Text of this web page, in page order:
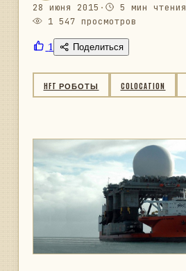
28 июня 2015 · 5 мин чтения
1 547 просмотров
1 Поделиться
HFT РОБОТЫ COLOCATION